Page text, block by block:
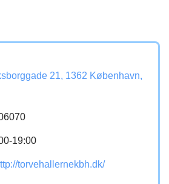
21, 1362 København,
19:00
torvehallernekbh.dk/